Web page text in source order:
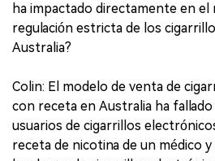
ha impactado directamente en el
regulación estricta de los
Australia?
Colin: El modelo de venta de
con receta en Australia ha fallado
usuarios de cigarrillos
receta de nicotina de un médico